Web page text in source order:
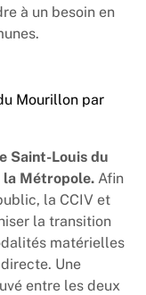
à un besoin en
Mourillon par
Saint-Louis du
Métropole. Afin
la CCIV et
la transition
matérielles
Une
entre les deux